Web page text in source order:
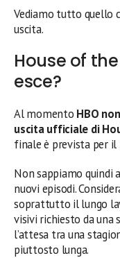
Vediamo tutto quello
uscita.
House of
esce?
Al momento HBO
uscita ufficiale di
finale è prevista per il
Non sappiamo quindi
nuovi episodi.
soprattutto il lungo
visivi richiesto da una
l’attesa tra una
piuttosto lunga.